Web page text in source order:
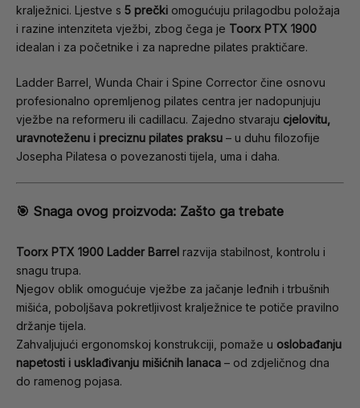
kralježnici. Ljestve s 5 prečki omogućuju prilagodbu položaja
i razine intenziteta vježbi, zbog čega je Toorx PTX 1900
idealan i za početnike i za napredne pilates praktičare.
Ladder Barrel, Wunda Chair i Spine Corrector čine osnovu
profesionalno opremljenog pilates centra jer nadopunjuju
vježbe na reformeru ili cadillacu. Zajedno stvaraju cjelovitu,
uravnoteženu i preciznu pilates praksu – u duhu filozofije
Josepha Pilatesa o povezanosti tijela, uma i daha.
🎯 Snaga ovog proizvoda: Zašto ga trebate
Toorx PTX 1900 Ladder Barrel razvija stabilnost, kontrolu i
snagu trupa.
Njegov oblik omogućuje vježbe za jačanje leđnih i trbušnih
mišića, poboljšava pokretljivost kralježnice te potiče pravilno
držanje tijela.
Zahvaljujući ergonomskoj konstrukciji, pomaže u oslobađanju
napetosti i usklađivanju mišićnih lanaca – od zdjeličnog dna
do ramenog pojasa.